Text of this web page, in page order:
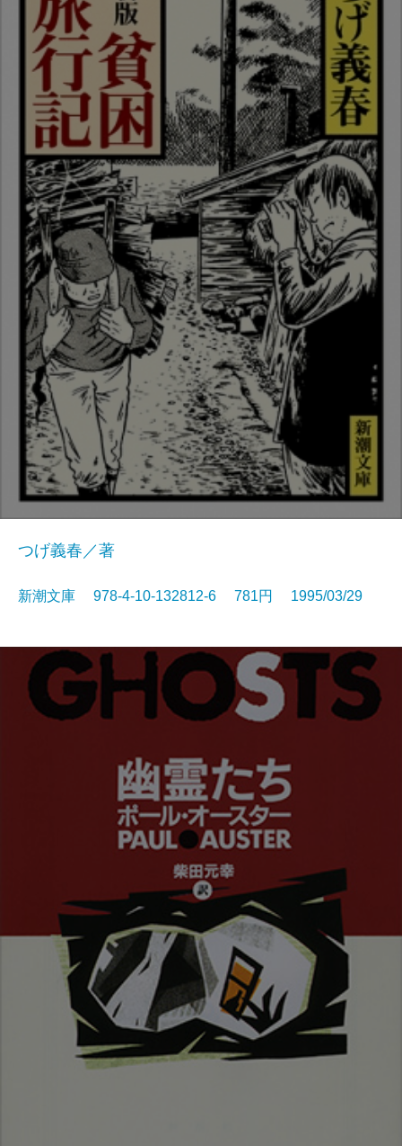
つげ義春／著
新潮文庫 978-4-10-132812-6 781円 1995/03/29